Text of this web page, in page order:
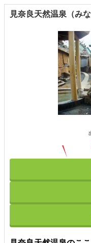
見奈良天然温泉（み